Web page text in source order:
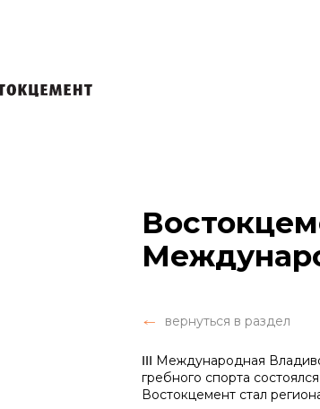
вернуться в раздел
ⅠⅠⅠ Международная
гребного спорта
Востокцемент стал